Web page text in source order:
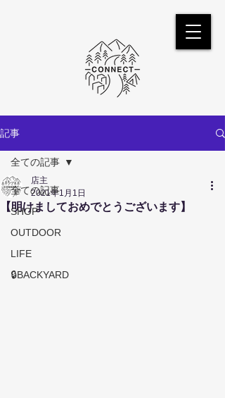
記事
全ての記事
SHOP
OUTDOOR
LIFE
🔒BACKYARD
全ての記事
【明けましておめでとうございます】
店主
2021年1月1日